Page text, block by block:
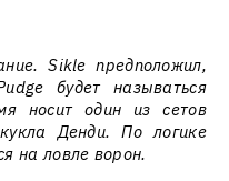
Sikle предположил,
будет называться
носит один из сетов
Денди. По логике
на ловле ворон.